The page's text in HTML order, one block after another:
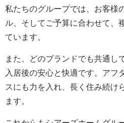
私たちのグループでは、お客様
ル、そしてご予算に合わせて、
ています。
また、どのブランドでも共通し
入居後の安心と快適です。アフ
スにも力を入れ、長く住み続け
ます。